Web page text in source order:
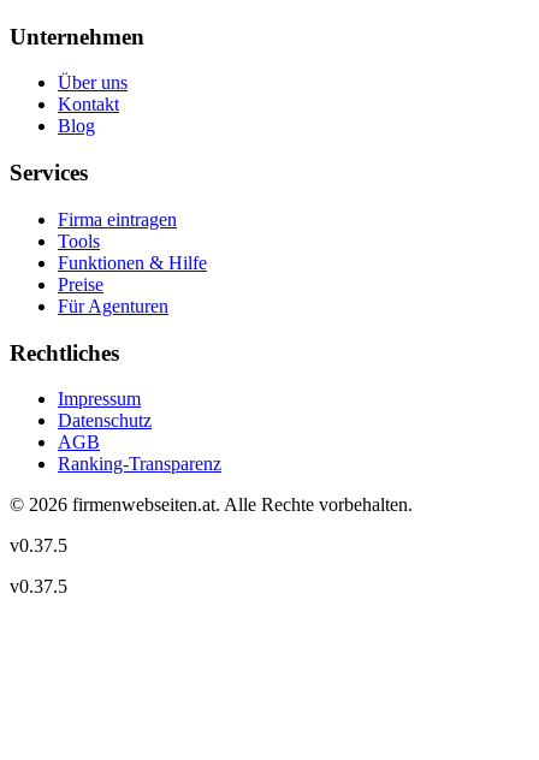
Unternehmen
Über uns
Kontakt
Blog
Services
Firma eintragen
Tools
Funktionen & Hilfe
Preise
Für Agenturen
Rechtliches
Impressum
Datenschutz
AGB
Ranking-Transparenz
© 2026 firmenwebseiten.at. Alle Rechte vorbehalten.
v0.37.5
v0.37.5